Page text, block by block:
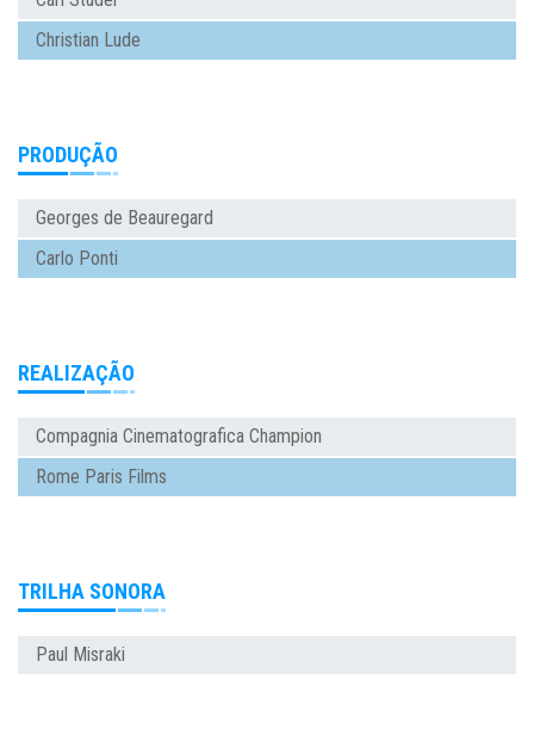
Christian Lude
PRODUÇÃO
Georges de Beauregard
Carlo Ponti
REALIZAÇÃO
Compagnia Cinematografica Champion
Rome Paris Films
TRILHA SONORA
Paul Misraki